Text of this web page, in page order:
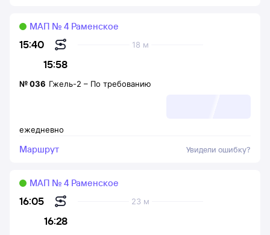
15:40
15:58
18 м
МАП № 4 Раменское
ежедневно
№036 Гжель-2 – По требованию
Маршрут Увидели ошибку?
16:05
16:28
23 м
МАП № 4 Раменское